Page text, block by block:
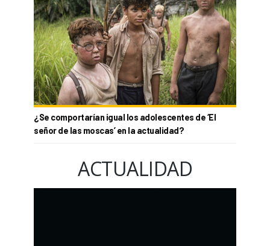
¿Se comportarían igual los adolescentes de ‘El
señor de las moscas’ en la actualidad?
ACTUALIDAD